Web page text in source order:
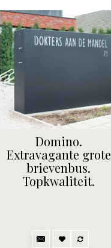
Domino.
Extravagante grote
brievenbus.
Topkwaliteit.